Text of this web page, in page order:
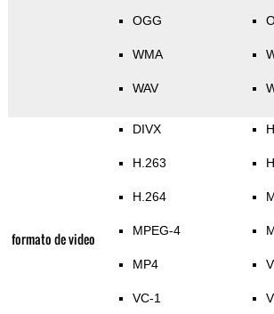
OGG
WMA
WAV
formato de video
DIVX
H.263
H.264
MPEG-4
MP4
VC-1